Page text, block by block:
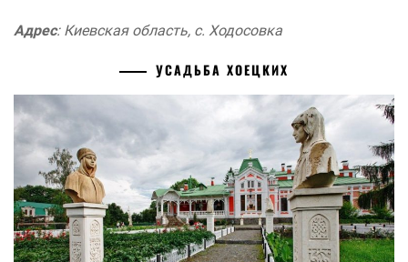
Адрес: Киевская область, с. Ходосовка
УСАДЬБА ХОЕЦКИХ